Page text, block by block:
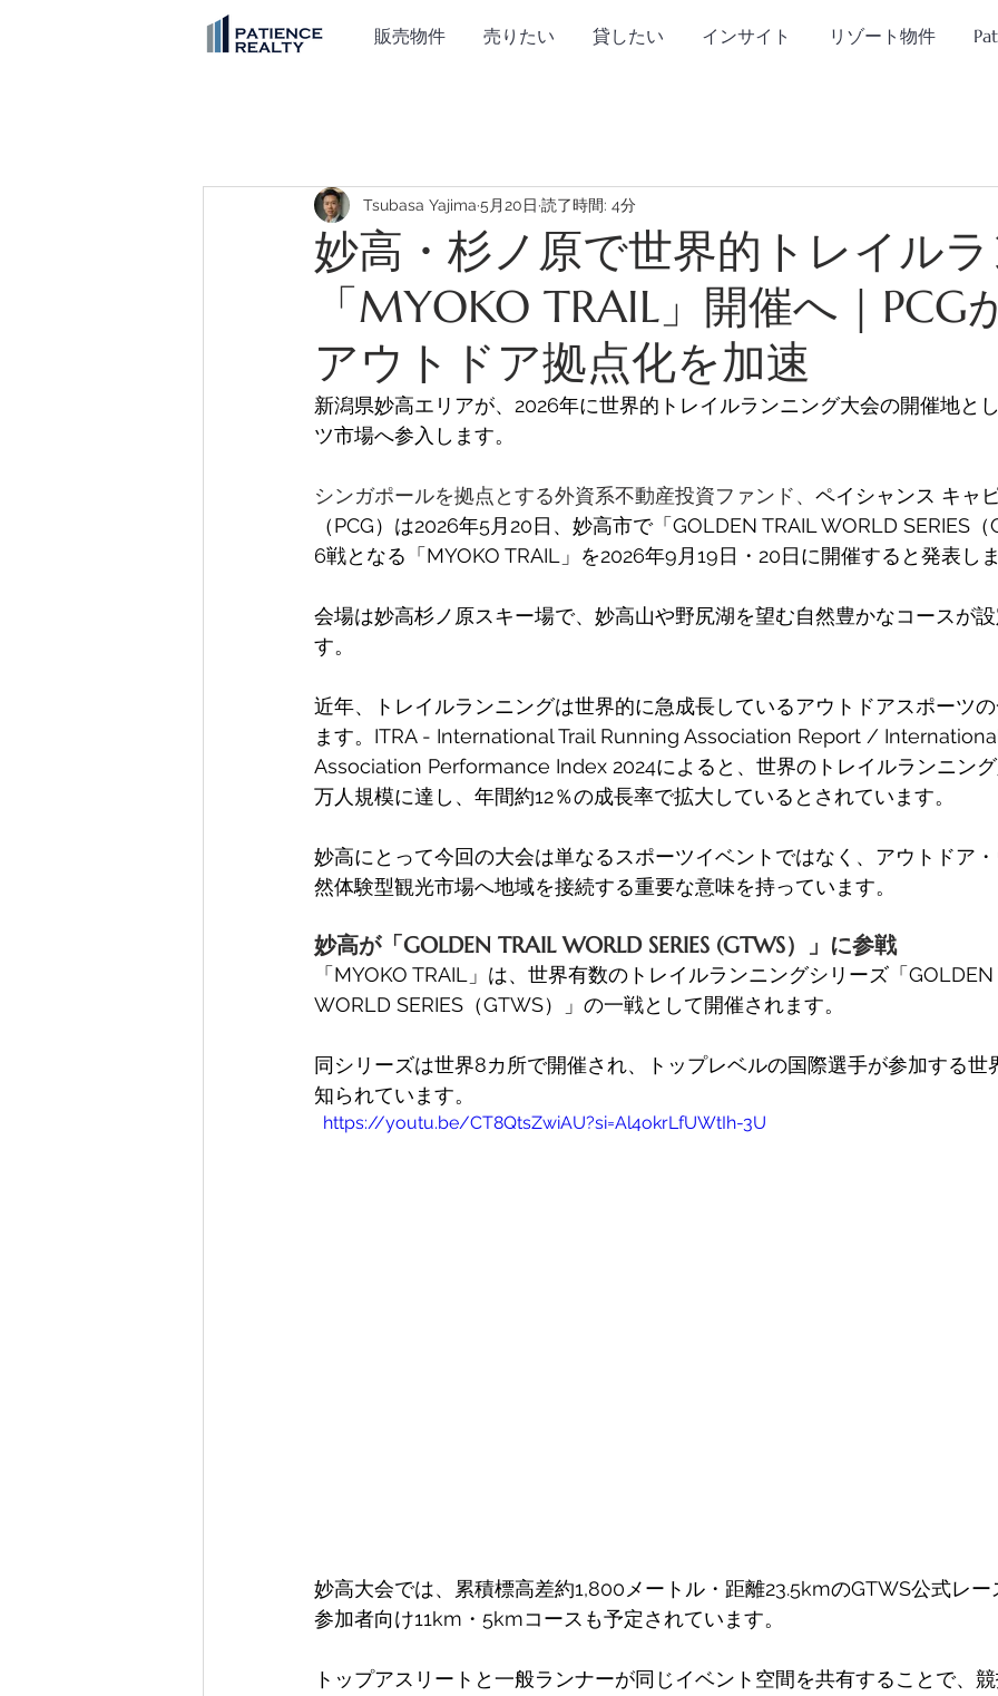
販売物件 売りたい 貸したい インサイト リゾート物件
妙高・杉ノ原で世界的トレイル
「MYOKO TRAIL」開催へ｜PCG
アウトドア拠点化を加速
Tsubasa Yajima 5月20日 読了時間: 4分
新潟県妙高エリアが、2026年に世界的トレイルランニング大会の開催地と
ツ市場へ参入します。
シンガポールを拠点とする外資系不動産投資ファンド、 ペイシャンス キャ
（PCG）は2026年5月20日、妙高市で「GOLDEN TRAIL WORLD SERIES
6戦となる「MYOKO TRAIL」を2026年9月19日・20日に開催すると発表しま
会場は妙高杉ノ原スキー場で、妙高山や野尻湖を望む自然豊かなコースが
す。
近年、トレイルランニングは世界的に急成長しているアウトドアスポーツ
ます。ITRA - International Trail Running Association Report /
Association Performance Index 2024によると、世界のトレイルランニン
万人規模に達し、年間約12％の成長率で拡大しているとされています。
妙高にとって今回の大会は単なるスポーツイベントではなく、アウトドア
然体験型観光市場へ地域を接続する重要な意味を持っています。
妙高が「GOLDEN TRAIL WORLD SERIES (GTWS）」に参戦
「MYOKO TRAIL」は、世界有数のトレイルランニングシリーズ「GOLDEN
WORLD SERIES（GTWS）」の一戦として開催されます。
同シリーズは世界8カ所で開催され、トップレベルの国際選手が参加する世
知られています。
  https://youtu.be/CT8QtsZwiAU?si=Al4okrLfUWtIh-3U
妙高大会では、累積標高差約1,800メートル・距離23.5kmのGTWS公式レ
参加者向け11km・5kmコースも予定されています。
トップアスリートと一般ランナーが同じイベント空間を共有することで、